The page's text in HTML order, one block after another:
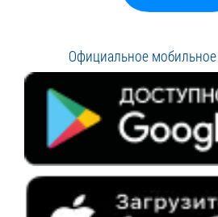
Официальное